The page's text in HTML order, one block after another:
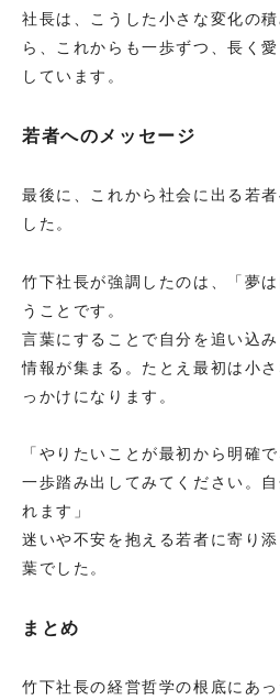
社長は、こうした小さな変化の
ら、これからも一歩ずつ、長く
しています。
若者へのメッセージ
最後に、これから社会に出る若
した。
竹下社長が強調したのは、「夢
うことです。
言葉にすることで自分を追い込
情報が集まる。たとえ最初は小
っかけになります。
「やりたいことが最初から明確
一歩踏み出してみてください。
れます」
迷いや不安を抱える若者に寄り
葉でした。
まとめ
竹下社長の経営哲学の根底にあ